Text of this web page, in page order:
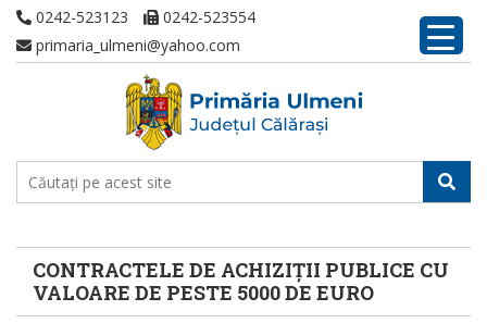
0242-523123
0242-523554
primaria_ulmeni@yahoo.com
CONTRACTELE DE ACHIZIȚII PUBLICE CU
VALOARE DE PESTE 5000 DE EURO